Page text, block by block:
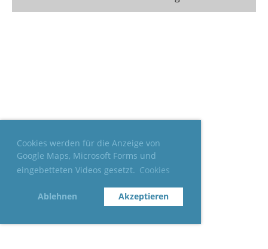
Cookies werden für die Anzeige von
Google Maps, Microsoft Forms und
eingebetteten Videos gesetzt. Cookies
Ablehnen Akzeptieren